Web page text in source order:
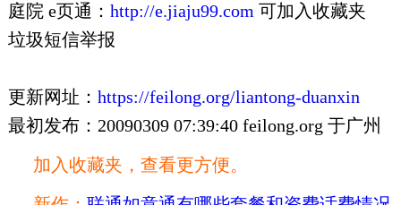
庭院 e页通： http://e.jiaju99.com 可加入收藏夹
垃圾短信举报
更新网址： https://feilong.org/liantong-duanxin
最初发布：20090309 07:39:40 feilong.org 于广州
加入收藏夹，查看更方便。